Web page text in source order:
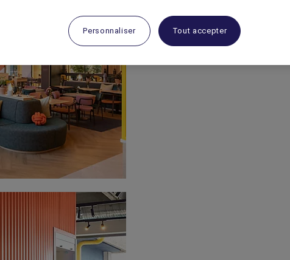
Personnaliser Tout accepter